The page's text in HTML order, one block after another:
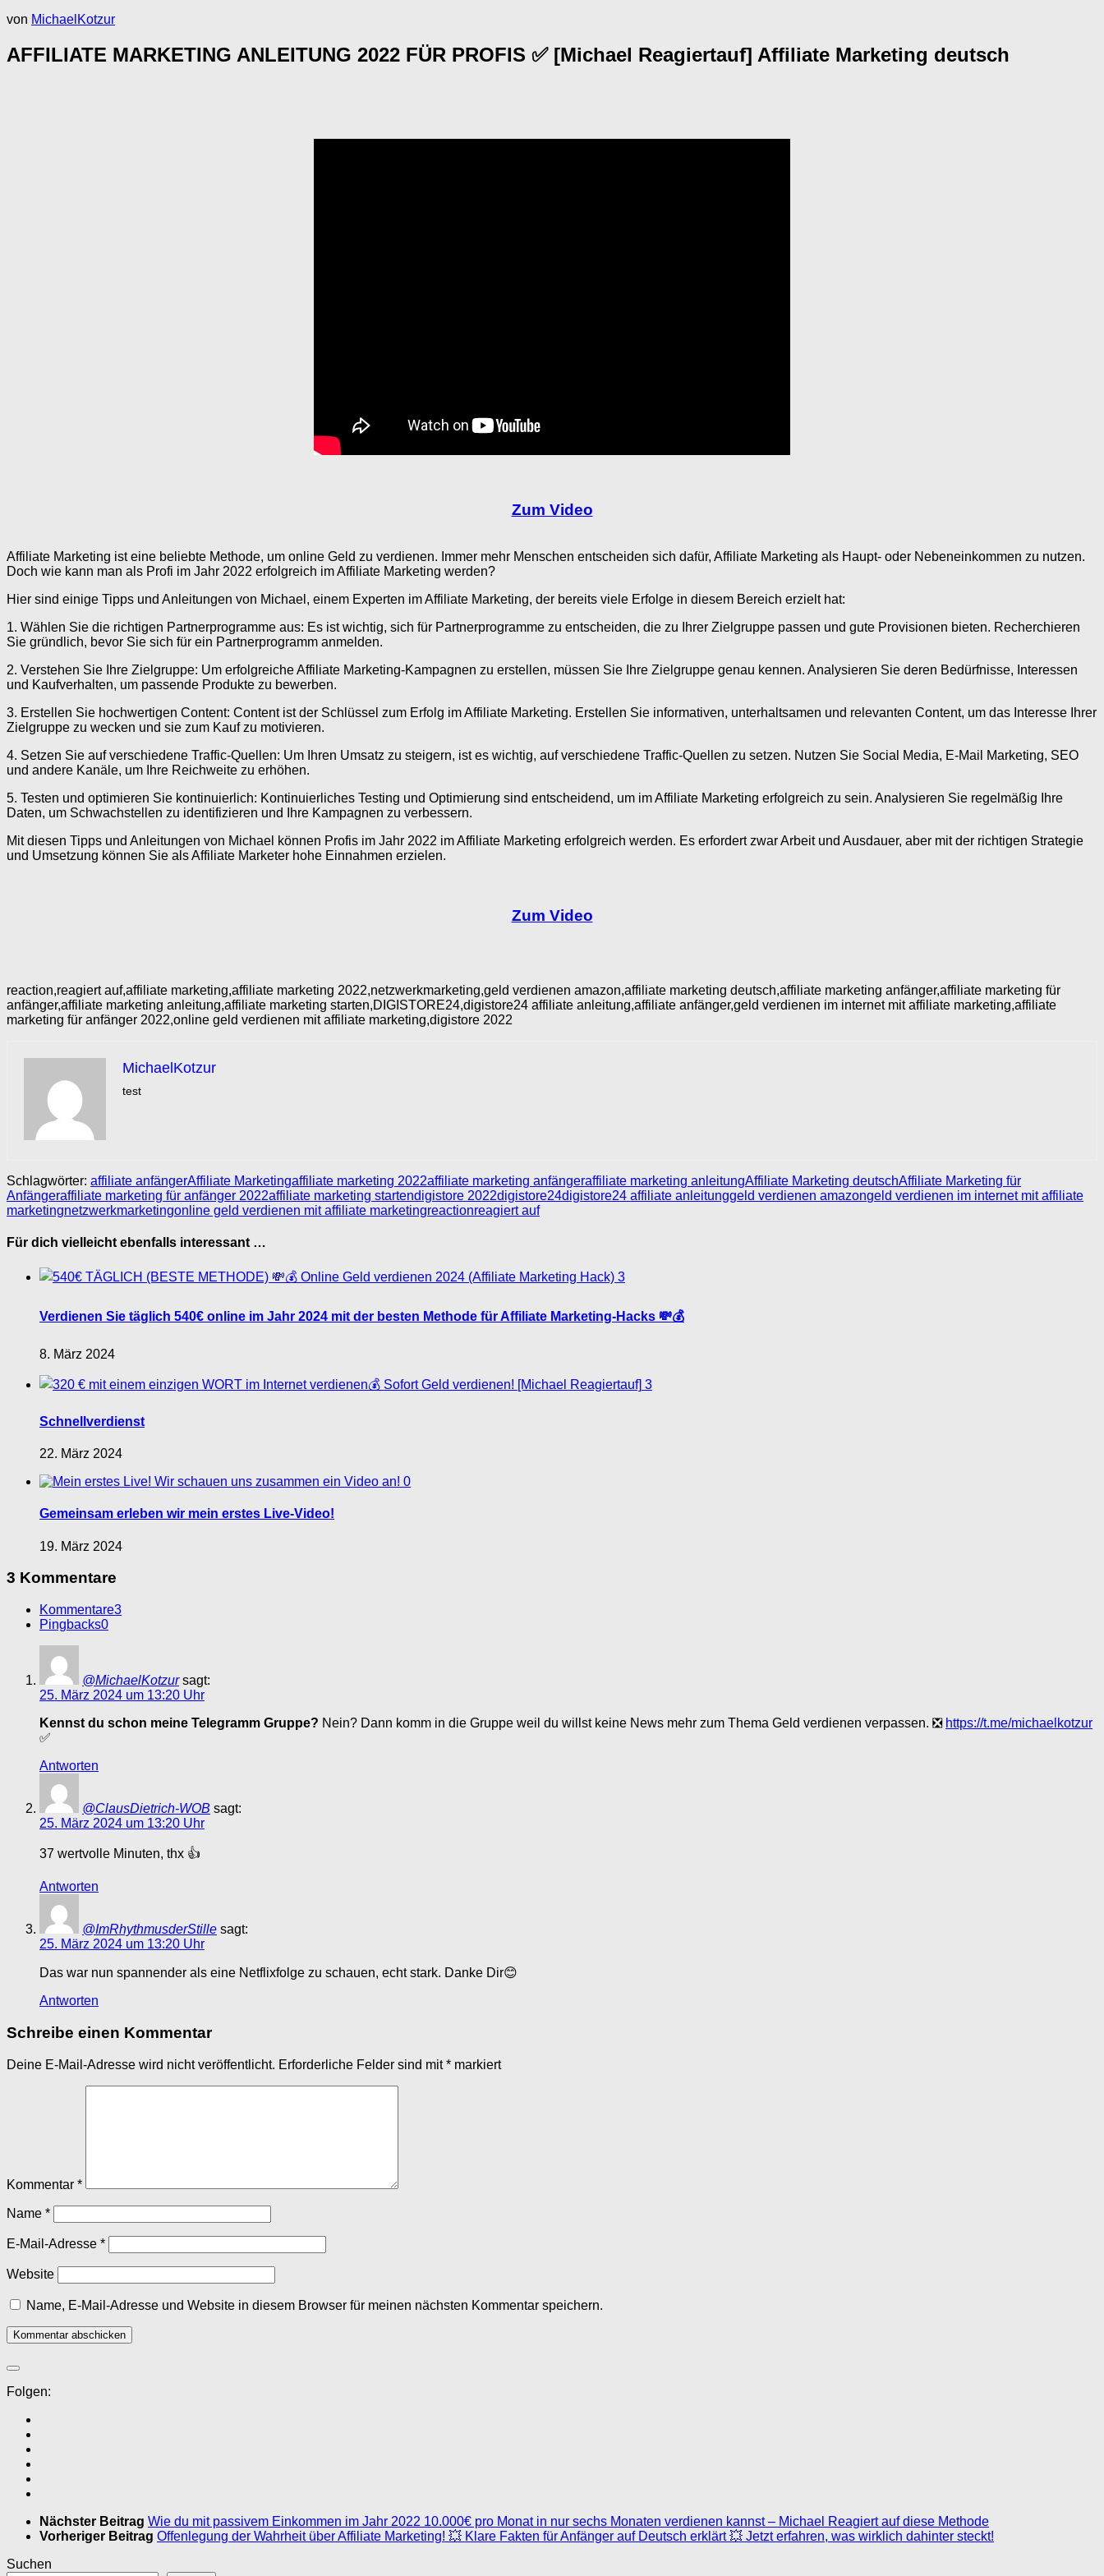
von MichaelKotzur
AFFILIATE MARKETING ANLEITUNG 2022 FÜR PROFIS ✅ [Michael Reagiertauf] Affiliate Marketing deutsch
Zum Video
Affiliate Marketing ist eine beliebte Methode, um online Geld zu verdienen. Immer mehr Menschen entscheiden sich dafür, Affiliate Marketing als Haupt- oder Nebeneinkommen zu nutzen.
Doch wie kann man als Profi im Jahr 2022 erfolgreich im Affiliate Marketing werden?
Hier sind einige Tipps und Anleitungen von Michael, einem Experten im Affiliate Marketing, der bereits viele Erfolge in diesem Bereich erzielt hat:
1. Wählen Sie die richtigen Partnerprogramme aus: Es ist wichtig, sich für Partnerprogramme zu entscheiden, die zu Ihrer Zielgruppe passen und gute Provisionen bieten. Recherchieren
Sie gründlich, bevor Sie sich für ein Partnerprogramm anmelden.
2. Verstehen Sie Ihre Zielgruppe: Um erfolgreiche Affiliate Marketing-Kampagnen zu erstellen, müssen Sie Ihre Zielgruppe genau kennen. Analysieren Sie deren Bedürfnisse, Interessen
und Kaufverhalten, um passende Produkte zu bewerben.
3. Erstellen Sie hochwertigen Content: Content ist der Schlüssel zum Erfolg im Affiliate Marketing. Erstellen Sie informativen, unterhaltsamen und relevanten Content, um das Interesse Ihrer
Zielgruppe zu wecken und sie zum Kauf zu motivieren.
4. Setzen Sie auf verschiedene Traffic-Quellen: Um Ihren Umsatz zu steigern, ist es wichtig, auf verschiedene Traffic-Quellen zu setzen. Nutzen Sie Social Media, E-Mail Marketing, SEO
und andere Kanäle, um Ihre Reichweite zu erhöhen.
5. Testen und optimieren Sie kontinuierlich: Kontinuierliches Testing und Optimierung sind entscheidend, um im Affiliate Marketing erfolgreich zu sein. Analysieren Sie regelmäßig Ihre
Daten, um Schwachstellen zu identifizieren und Ihre Kampagnen zu verbessern.
Mit diesen Tipps und Anleitungen von Michael können Profis im Jahr 2022 im Affiliate Marketing erfolgreich werden. Es erfordert zwar Arbeit und Ausdauer, aber mit der richtigen Strategie
und Umsetzung können Sie als Affiliate Marketer hohe Einnahmen erzielen.
Zum Video
reaction,reagiert auf,affiliate marketing,affiliate marketing 2022,netzwerkmarketing,geld verdienen amazon,affiliate marketing deutsch,affiliate marketing anfänger,affiliate marketing für
anfänger,affiliate marketing anleitung,affiliate marketing starten,DIGISTORE24,digistore24 affiliate anleitung,affiliate anfänger,geld verdienen im internet mit affiliate marketing,affiliate
marketing für anfänger 2022,online geld verdienen mit affiliate marketing,digistore 2022
MichaelKotzur
test
Schlagwörter: affiliate anfängerAffiliate Marketingaffiliate marketing 2022affiliate marketing anfängeraffiliate marketing anleitungAffiliate Marketing deutschAffiliate Marketing für
Anfängeraffiliate marketing für anfänger 2022affiliate marketing startendigistore 2022digistore24digistore24 affiliate anleitunggeld verdienen amazongeld verdienen im internet mit affiliate
marketingnetzwerkmarketingonline geld verdienen mit affiliate marketingreactionreagiert auf
Für dich vielleicht ebenfalls interessant …
3
Verdienen Sie täglich 540€ online im Jahr 2024 mit der besten Methode für Affiliate Marketing-Hacks 💸💰
8. März 2024
3
Schnellverdienst
22. März 2024
0
Gemeinsam erleben wir mein erstes Live-Video!
19. März 2024
3 Kommentare
Kommentare3
Pingbacks0
@MichaelKotzur sagt:
25. März 2024 um 13:20 Uhr
Kennst du schon meine Telegramm Gruppe? Nein? Dann komm in die Gruppe weil du willst keine News mehr zum Thema Geld verdienen verpassen. ❎ https://t.me/michaelkotzur
✅
Antworten
@ClausDietrich-WOB sagt:
25. März 2024 um 13:20 Uhr
37 wertvolle Minuten, thx 👍
Antworten
@ImRhythmusderStille sagt:
25. März 2024 um 13:20 Uhr
Das war nun spannender als eine Netflixfolge zu schauen, echt stark. Danke Dir😊
Antworten
Schreibe einen Kommentar
Deine E-Mail-Adresse wird nicht veröffentlicht. Erforderliche Felder sind mit* markiert
Kommentar *
Name *
E-Mail-Adresse *
Website
Name, E-Mail-Adresse und Website in diesem Browser für meinen nächsten Kommentar speichern.
Folgen:
Nächster Beitrag Wie du mit passivem Einkommen im Jahr 2022 10.000€ pro Monat in nur sechs Monaten verdienen kannst – Michael Reagiert auf diese Methode
Vorheriger Beitrag Offenlegung der Wahrheit über Affiliate Marketing! 💥 Klare Fakten für Anfänger auf Deutsch erklärt 💥 Jetzt erfahren, was wirklich dahinter steckt!
Suchen